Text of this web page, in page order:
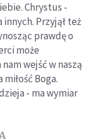
Chrystus -
innych. Przyjął też
prawdę o
może
wejść w naszą
Boga.
- ma wymiar